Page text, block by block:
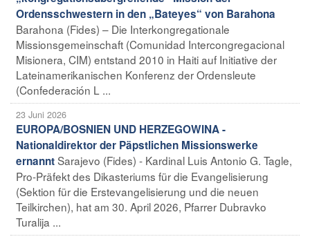
Ordensschwestern in den „Bateyes“ von Barahona
Barahona (Fides) – Die Interkongregationale
Missionsgemeinschaft (Comunidad Intercongregacional
Misionera, CIM) entstand 2010 in Haiti auf Initiative der
Lateinamerikanischen Konferenz der Ordensleute
(Confederación L ...
23 Juni 2026
EUROPA/BOSNIEN UND HERZEGOWINA -
Nationaldirektor der Päpstlichen Missionswerke
ernanntSarajevo (Fides) - Kardinal Luis Antonio G. Tagle,
Pro-Präfekt des Dikasteriums für die Evangelisierung
(Sektion für die Erstevangelisierung und die neuen
Teilkirchen), hat am 30. April 2026, Pfarrer Dubravko
Turalija ...